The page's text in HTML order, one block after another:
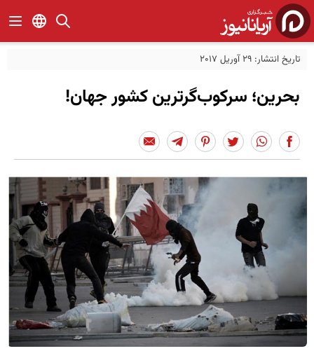
تاریخ انتشار: 29 آوریل 2017
بحرین؛ سرکوب‌گرترین کشور جهان!